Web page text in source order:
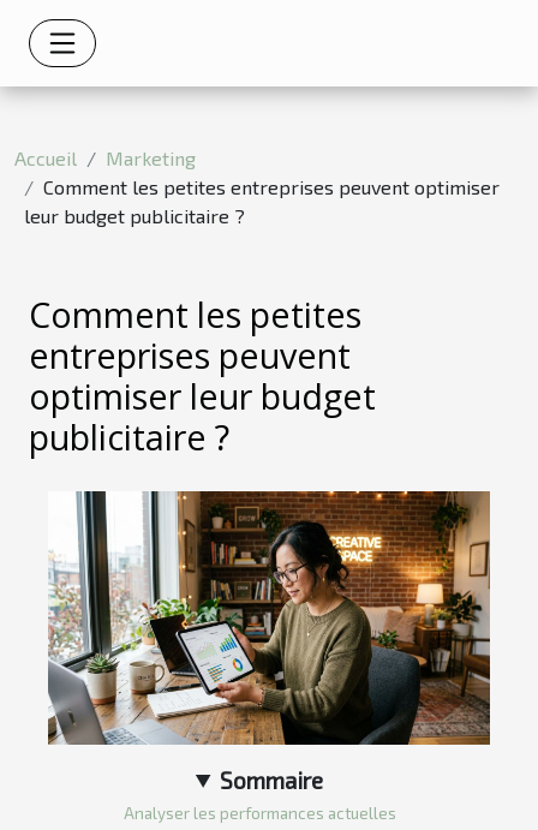
Accueil
Marketing
Comment les petites entreprises peuvent optimiser
leur budget publicitaire ?
Comment les petites
entreprises peuvent
optimiser leur budget
publicitaire ?
Sommaire
Analyser les performances actuelles